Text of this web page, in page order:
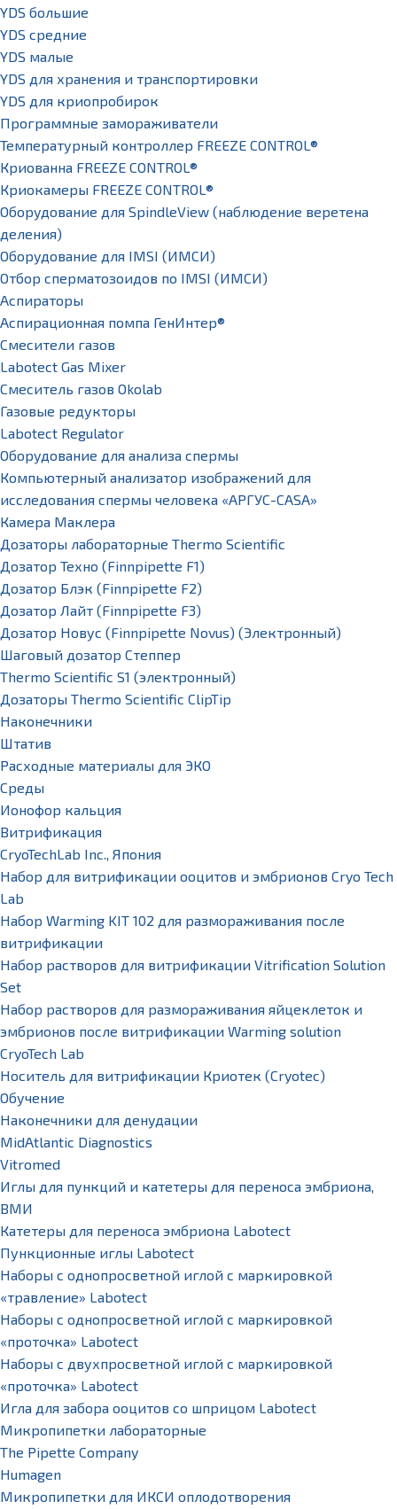
YDS большие
YDS средние
YDS малые
YDS для хранения и транспортировки
YDS для криопробирок
Программные замораживатели
Температурный контроллер FREEZE CONTROL®
Криованна FREEZE CONTROL®
Криокамеры FREEZE CONTROL®
Оборудование для SpindleView (наблюдение веретена
деления)
Оборудование для IMSI (ИМСИ)
Отбор сперматозоидов по IMSI (ИМСИ)
Аспираторы
Аспирационная помпа ГенИнтер®
Смесители газов
Labotect Gas Mixer
Смеситель газов Okolab
Газовые редукторы
Labotect Regulator
Оборудование для анализа спермы
Компьютерный анализатор изображений для
исследования спермы человека «АРГУС-CASA»
Камера Маклера
Дозаторы лабораторные Thermo Scientific
Дозатор Техно (Finnpipette F1)
Дозатор Блэк (Finnpipette F2)
Дозатор Лайт (Finnpipette F3)
Дозатор Новус (Finnpipette Novus) (Электронный)
Шаговый дозатор Степпер
Thermo Scientific S1 (электронный)
Дозаторы Thermo Scientific ClipTip
Наконечники
Штатив
Расходные материалы для ЭКО
Среды
Ионофор кальция
Витрификация
CryoTechLab Inc., Япония
Набор для витрификации ооцитов и эмбрионов Cryo Tech
Lab
Набор Warming KIT 102 для размораживания после
витрификации
Набор растворов для витрификации Vitrification Solution
Set
Набор растворов для размораживания яйцеклеток и
эмбрионов после витрификации Warming solution
CryoTech Lab
Носитель для витрификации Криотек (Cryotec)
Обучение
Наконечники для денудации
MidAtlantic Diagnostics
Vitromed
Иглы для пункций и катетеры для переноса эмбриона,
ВМИ
Катетеры для переноса эмбриона Labotect
Пункционные иглы Labotect
Наборы с однопросветной иглой с маркировкой
«травление» Labotect
Наборы с однопросветной иглой с маркировкой
«проточка» Labotect
Наборы с двухпросветной иглой с маркировкой
«проточка» Labotect
Игла для забора ооцитов со шприцом Labotect
Микропипетки лабораторные
The Pipette Company
Humagen
Микропипетки для ИКСИ оплодотворения